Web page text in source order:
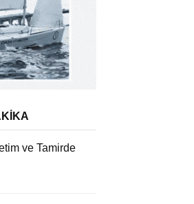
ve Tamirde